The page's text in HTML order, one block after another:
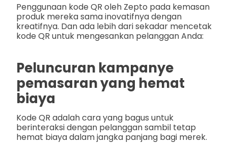
Penggunaan kode QR oleh Zepto pada kemasan
produk mereka sama inovatifnya dengan
kreatifnya. Dan ada lebih dari sekadar mencetak
kode QR untuk mengesankan pelanggan Anda:
Peluncuran kampanye
pemasaran yang hemat
biaya
Kode QR adalah cara yang bagus untuk
berinteraksi dengan pelanggan sambil tetap
hemat biaya dalam jangka panjang bagi merek.